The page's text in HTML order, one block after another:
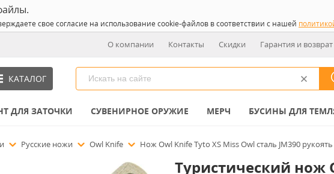
свое согласие на использование cookie-файлов в соответствии с нашей
О компании Контакты Скидки Гарантия и возврат
КАТАЛОГ
ДЛЯ ЗАТОЧКИ СУВЕНИРНОЕ ОРУЖИЕ МЕРЧ БУСИНЫ ДЛЯ
Русские ножи Owl Knife Нож Owl Knife Tyto XS Miss Owl сталь JM390
Туристический нож